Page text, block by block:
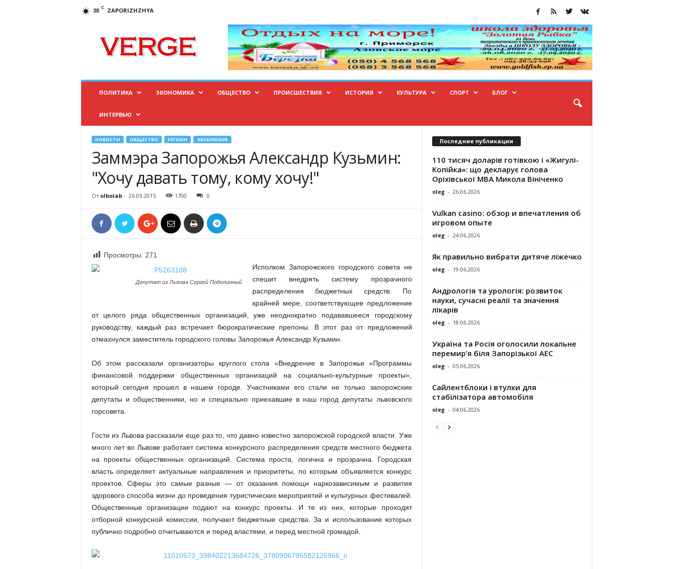
38 C
ZAPORIZHZHYA
ПОЛИТИКА ЭКОНОМИКА ОБЩЕСТВО ПРОИСШЕСТВИЯ ИСТОРИЯ КУЛЬТУРА СПОРТ БЛОГ
ИНТЕРВЬЮ
НОВОСТИ ОБЩЕСТВО РЕГИОН ЭКСКЛЮЗИВ
Заммэра Запорожья Александр Кузьмин:
"Хочу давать тому, кому хочу!"
От olbolab- 26.05.2015 1700 0
Просмотры: 271
Депутат из Львова Сергей Подолинный
Исполком Запорожского городского совета не
спешит внедрять систему прозрачного
распределения бюджетных средств. По
крайней мере, соответствующее предложение
от целого ряда общественных организаций, уже неоднократно подававшееся городскому
руководству, каждый раз встречает бюрократические препоны. В этот раз от предложений
отмахнулся заместитель городского головы Запорожья Александр Кузьмин.
Об этом рассказали организаторы круглого стола «Внедрение в Запорожье «Программы
финансовой поддержки общественных организаций на социально-культурные проекты»,
который сегодня прошел в нашем городе. Участниками его стали не только запорожские
депутаты и общественники, но и специально приехавшие в наш город депутаты львовского
горсовета.
Гости из Львова рассказали еще раз то, что давно известно запорожской городской власти. Уже
много лет во Львове работает система конкурсного распределения средств местного бюджета
на проекты общественных организаций. Система проста, логична и прозрачна. Городская
власть определяет актуальные направления и приоритеты, по которым объявляется конкурс
проектов. Сферы это самые разные — от оказания помощи наркозависимым и развития
здорового способа жизни до проведения туристических мероприятий и культурных фестивалей.
Общественные организации подают на конкурс проекты. И те из них, которые проходят
отборной конкурсной комиссии, получают бюджетные средства. За и использование которых
публично подробно отчитываются и перед властями, и перед местной громадой.
Последние публикации
110 тисяч доларів готівкою і «Жигулі-
Копійка»: що декларує голова
Оріхівської МВА Микола Вініченко
oleg - 26.06.2026
Vulkan casino: обзор и впечатления об
игровом опыте
oleg - 24.06.2026
Як правильно вибрати дитяче ліжечко
oleg - 19.06.2026
Андрологія та урологія: розвиток
науки, сучасні реалії та значення
лікарів
oleg - 18.06.2026
Україна та Росія оголосили локальне
перемир’я біля Запорізької АЕС
oleg - 05.06.2026
Сайлентблоки і втулки для
стабілізатора автомобіля
oleg - 04.06.2026